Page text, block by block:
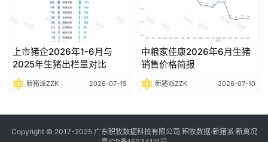
上市猪企2026年1-6月与
2025年生猪出栏量对比
新猪派ZZK 2026-07-15
中粮家佳康2026年6月生猪
销售价格简报
新猪派ZZK 2026-07-10
Copyright © 2017-2025 广东积牧数据科技有限公司 积牧数据·新猪派·新禽况